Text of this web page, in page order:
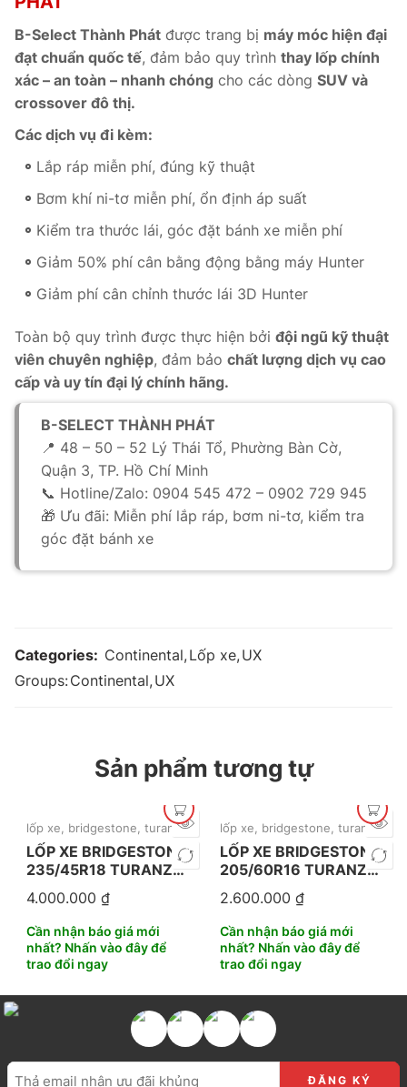
B-Select Thành Phát được trang bị máy móc hiện đại
đạt chuẩn quốc tế, đảm bảo quy trình thay lốp chính
xác – an toàn – nhanh chóng cho các dòng SUV và
crossover đô thị.
Các dịch vụ đi kèm:
Lắp ráp miễn phí, đúng kỹ thuật
Bơm khí ni-tơ miễn phí, ổn định áp suất
Kiểm tra thước lái, góc đặt bánh xe miễn phí
Giảm 50% phí cân bằng động bằng máy Hunter
Giảm phí cân chỉnh thước lái 3D Hunter
Toàn bộ quy trình được thực hiện bởi đội ngũ kỹ thuật
viên chuyên nghiệp, đảm bảo chất lượng dịch vụ cao
cấp và uy tín đại lý chính hãng.
B-SELECT THÀNH PHÁT
📍 48 – 50 – 52 Lý Thái Tổ, Phường Bàn Cờ,
Quận 3, TP. Hồ Chí Minh
📞 Hotline/Zalo: 0904 545 472 – 0902 729 945
🎁 Ưu đãi: Miễn phí lắp ráp, bơm ni-tơ, kiểm tra
góc đặt bánh xe
Categories: Continental, Lốp xe, UX
Groups:Continental, UX
Sản phẩm tương tự
lốp xe, bridgestone, turanza , mới nhất
LỐP XE BRIDGESTONE
235/45R18 TURANZA
T06
4.000.000 ₫
Cần nhận báo giá mới
nhất? Nhấn vào đây để
trao đổi ngay
lốp xe, bridgestone, turanza ,
LỐP XE BRIDGESTONE
205/60R16 TURANZA
T06
2.600.000 ₫
Cần nhận báo giá mới
nhất? Nhấn vào đây để
trao đổi ngay